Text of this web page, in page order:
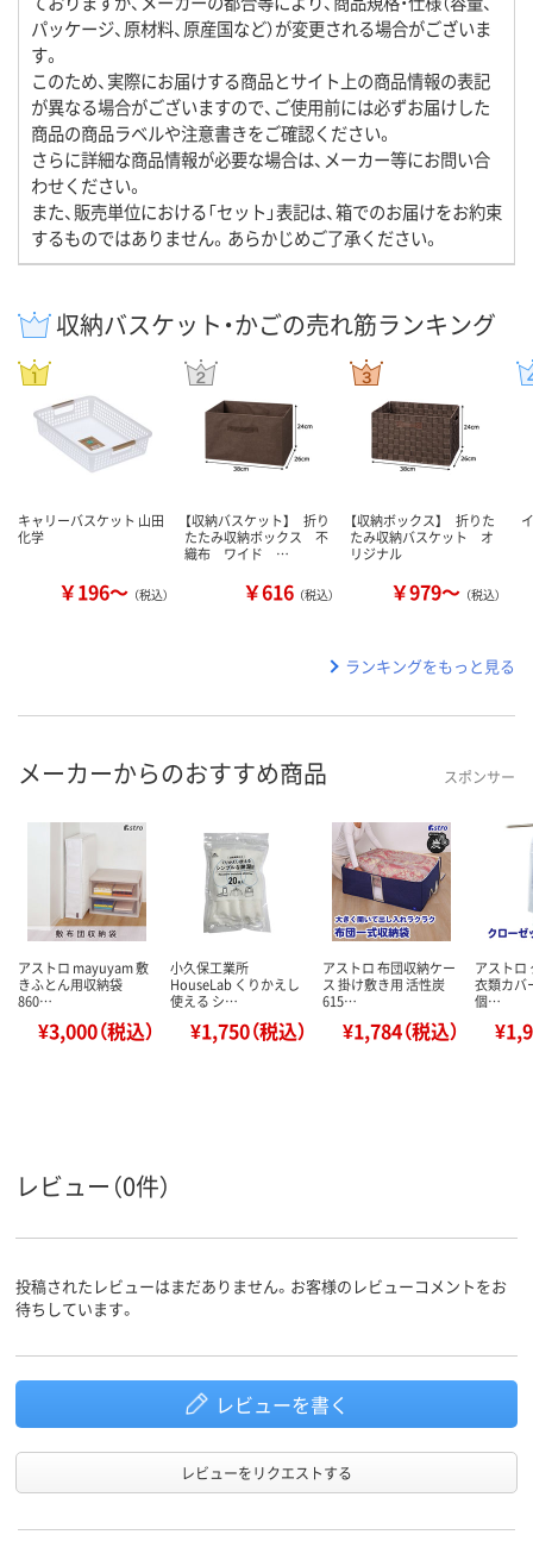
パッケージ、原材料、原産国など）が変更される場合がございま
す。
このため、実際にお届けする商品とサイト上の商品情報の表記
が異なる場合がございますので、ご使用前には必ずお届けした
商品の商品ラベルや注意書きをご確認ください。
さらに詳細な商品情報が必要な場合は、メーカー等にお問い合
わせください。
また、販売単位における「セット」表記は、箱でのお届けをお約束
するものではありません。あらかじめご了承ください。
収納バスケット・かごの売れ筋ランキング
キャリーバスケット 山田
化学
￥196～ （税込）
【収納バスケット】 折り
たたみ収納ボックス 不
織布 ワイド …
￥616 （税込）
【収納ボックス】 折りた
たみ収納バスケット オ
リジナル
￥979～ （税込）
ランキングをもっと見る
メーカーからのおすすめ商品 スポンサー
アストロ mayuyam 敷
きふとん用収納袋
860…
¥3,000（税込）
小久保工業所
HouseLab くりかえし
使える シ…
¥1,750（税込）
アストロ 布団収納ケー
ス 掛け敷き用 活性炭
615…
¥1,784（税込）
アストロ
衣類カバ
個…
レビュー（0件）
投稿されたレビューはまだありません。お客様のレビューコメントをお
待ちしています。
レビューを書く
レビューをリクエストする